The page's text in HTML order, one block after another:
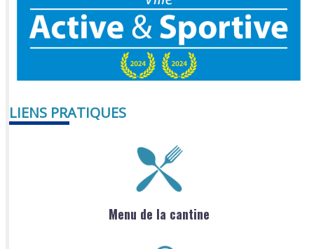
LIENS PRATIQUES
Menu de la cantine